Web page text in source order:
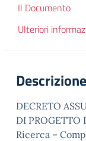
Il Documento
Ulteriori
Descrizione
DECRETO
DI PROGETTO
Ricerca –